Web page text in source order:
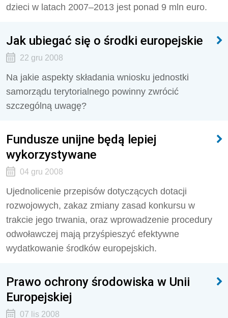
dzieci w latach 2007–2013 jest ponad 9 mln euro.
Jak ubiegać się o środki europejskie
22 gru 2008
Na jakie aspekty składania wniosku jednostki
samorządu terytorialnego powinny zwrócić
szczególną uwagę?
Fundusze unijne będą lepiej
wykorzystywane
04 gru 2008
Ujednolicenie przepisów dotyczących dotacji
rozwojowych, zakaz zmiany zasad konkursu w
trakcie jego trwania, oraz wprowadzenie procedury
odwoławczej mają przyśpieszyć efektywne
wydatkowanie środków europejskich.
Prawo ochrony środowiska w Unii
Europejskiej
07 lis 2008